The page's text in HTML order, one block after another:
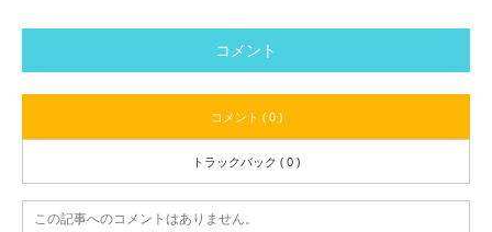
コメント
コメント ( 0 )
トラックバック ( 0 )
この記事へのコメントはありません。